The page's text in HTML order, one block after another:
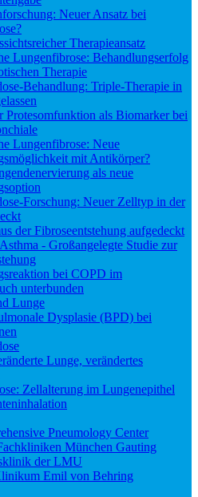
Neuer Ansatz bei
Therapieansatz
Lungenfibrose: Behandlungserfolg
Therapie
Behandlung: Triple-Therapie in
Protesomfunktion als Biomarker bei
Lungenfibrose: Neue
mit Antikörper?
als neue
Forschung: Neuer Zelltyp in der
der Fibroseentstehung aufgedeckt
- Großangelegte Studie zur
bei COPD im
unterbunden
Lunge
Dysplasie (BPD) bei
Lunge, verändertes
Zellalterung im Lungenepithel
Pneumology Center
München Gauting
der LMU
Emil von Behring